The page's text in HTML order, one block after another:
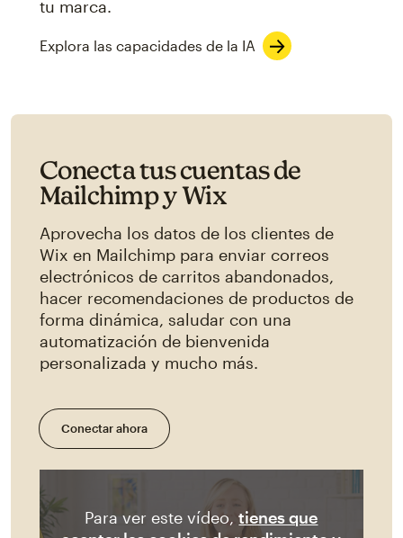
tu marca.
Explora las capacidades de la IA
Conecta tus cuentas de
Mailchimp y Wix
Aprovecha los datos de los clientes de
Wix en Mailchimp para enviar correos
electrónicos de carritos abandonados,
hacer recomendaciones de productos de
forma dinámica, saludar con una
automatización de bienvenida
personalizada y mucho más.
Conectar ahora
Para ver este vídeo,tienes que